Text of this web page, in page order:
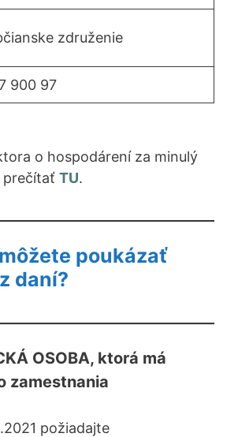
združenie
900 97
o hospodárení za minulý
prečítať TU.
poukázať
daní?
OSOBA, ktorá má
zamestnania
požiadajte